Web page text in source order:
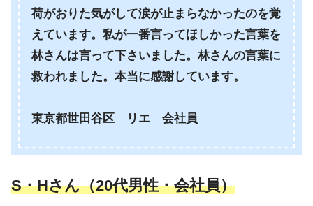
荷がおりた気がして涙が止まらなかったのを覚
えています。私が一番言ってほしかった言葉を
林さんは言って下さいました。林さんの言葉に
救われました。本当に感謝しています。
東京都世田谷区 リエ 会社員
S・Hさん（20代男性・会社員）